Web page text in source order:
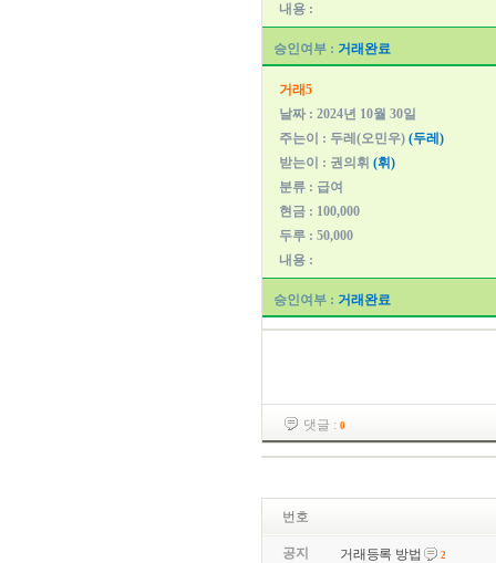
내용 :
승인여부 : 거래완료
거래5
날짜 : 2024년 10월 30일
주는이 : 두레(오민우) (두레)
받는이 : 권의휘 (휘)
분류 : 급여
현금 : 100,000
두루 : 50,000
내용 :
승인여부 : 거래완료
댓글 : 0
번호
공지 거래등록 방법 2